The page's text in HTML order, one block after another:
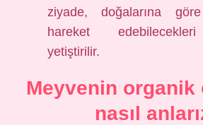
ziyade, doğalarına
hareket
yetiştirilir.
Meyvenin organik
nasıl